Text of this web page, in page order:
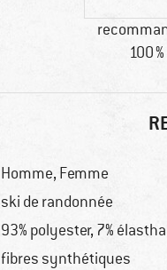
100 %
Homme, Femme
ski de randonnée
93% polyester, 7%
fibres synthétiques